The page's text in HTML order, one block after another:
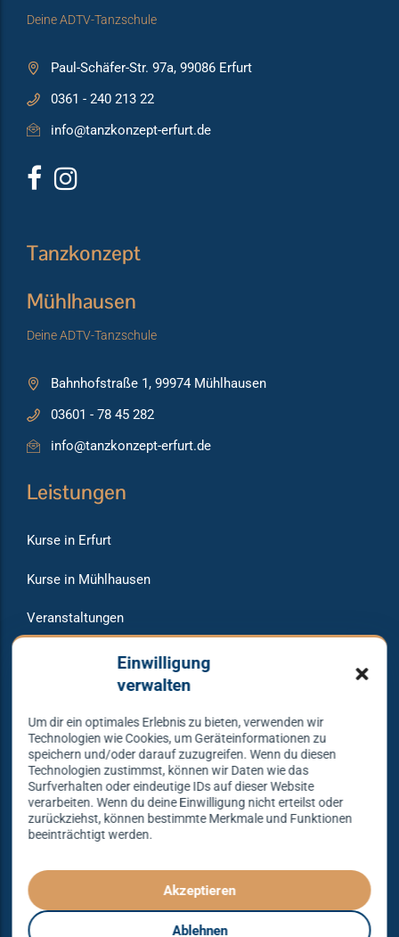
Einwilligung
verwalten
Um dir ein optimales Erlebnis zu bieten, verwenden wir
Technologien wie Cookies, um Geräteinformationen zu
speichern und/oder darauf zuzugreifen. Wenn du diesen
Technologien zustimmst, können wir Daten wie das
Surfverhalten oder eindeutige IDs auf dieser Website
verarbeiten. Wenn du deine Einwilligung nicht erteilst oder
zurückziehst, können bestimmte Merkmale und Funktionen
beeinträchtigt werden.
Akzeptieren
Ablehnen
Deine ADTV-Tanzschule
Paul-Schäfer-Str. 97a, 99086 Erfurt
0361 - 240 213 22
info@tanzkonzept-erfurt.de
Tanzkonzept
Mühlhausen
Deine ADTV-Tanzschule
Bahnhofstraße 1, 99974 Mühlhausen
03601 - 78 45 282
info@tanzkonzept-erfurt.de
Leistungen
Kurse in Erfurt
Kurse in Mühlhausen
Veranstaltungen
Raumvermietung
Warum bei uns tanzen?
Lass dich begeistern und probier es aus – Tanzen lernen
mit unserem Erfolgskonzept.
Spielend leicht und mit viel Spaß!
Denn Tanzen kann jeder lernen – mit dem richtigen
Konzept sogar ganz einfach – das gibt es nur bei
Tanzkonzept Erfurt.